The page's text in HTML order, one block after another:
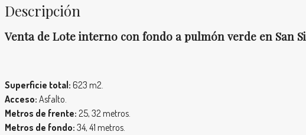
Descripción
Venta de Lote interno con fondo a pulmón verde en San
Superficie total: 623 m2.
Acceso: Asfalto.
Metros de frente: 25, 32 metros.
Metros de fondo: 34, 41 metros.